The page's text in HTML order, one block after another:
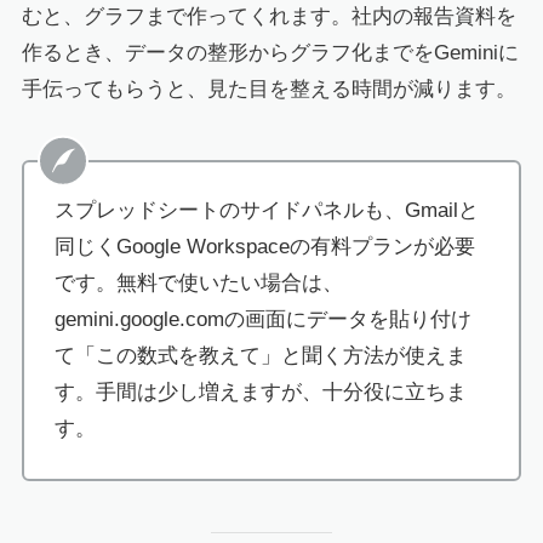
むと、グラフまで作ってくれます。社内の報告資料を
作るとき、データの整形からグラフ化までをGeminiに
手伝ってもらうと、見た目を整える時間が減ります。
スプレッドシートのサイドパネルも、Gmailと
同じくGoogle Workspaceの有料プランが必要
です。無料で使いたい場合は、
gemini.google.comの画面にデータを貼り付け
て「この数式を教えて」と聞く方法が使えま
す。手間は少し増えますが、十分役に立ちま
す。